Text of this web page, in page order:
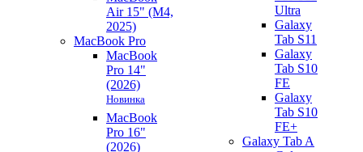
Air 15" (M4,
2025)
MacBook Pro
MacBook
Pro 14"
(2026)
Новинка
MacBook
Pro 16"
(2026)
Ultra
Galaxy
Tab S11
Galaxy
Tab S10
FE
Galaxy
Tab S10
FE+
Galaxy Tab A